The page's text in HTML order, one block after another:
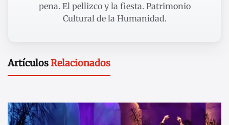
pena. El pellizco y la fiesta. Patrimonio
Cultural de la Humanidad.
ArtículosRelacionados